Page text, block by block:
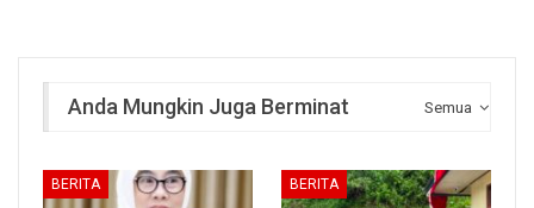
Semua
Anda Mungkin Juga Berminat
BERITA BERITA